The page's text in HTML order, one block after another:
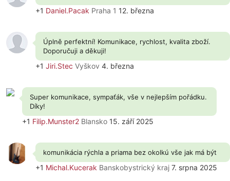
+1 Daniel.Pacak Praha 1 12. března
Úplně perfektní! Komunikace, rychlost, kvalita zboží.
Doporučuji a děkuji!
+1 Jiri.Stec Vyškov 4. března
Super komunikace, sympaťák, vše v nejlepším pořádku.
Díky!
+1 Filip.Munster2 Blansko 15. září 2025
komunikácia rýchla a priama bez okolkú vše jak má být
+1 Michal.Kucerak Banskobystrický kraj 7. srpna 2025